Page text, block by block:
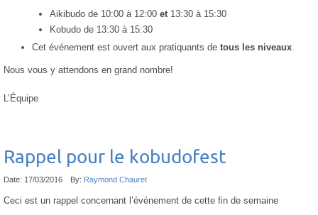
Aikibudo de 10:00 à 12:00 et 13:30 à 15:30
Kobudo de 13:30 à 15:30
Cet événement est ouvert aux pratiquants de tous les niveaux
Nous vous y attendons en grand nombre!
L’Équipe
Rappel pour le kobudofest
Date: 17/03/2016 By: Raymond Chauret
Ceci est un rappel concernant l’événement de cette fin de semaine